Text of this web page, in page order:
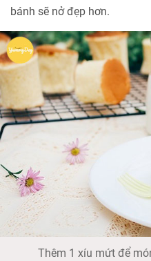
bánh sẽ nở đẹp hơn.
Thêm 1 xíu mứt để